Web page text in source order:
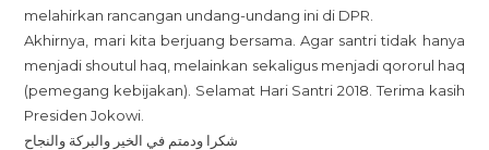
melahirkan rancangan undang-undang ini di DPR.
Akhirnya, mari kita berjuang bersama. Agar santri tidak hanya
menjadi shoutul haq, melainkan sekaligus menjadi qororul haq
(pemegang kebijakan). Selamat Hari Santri 2018. Terima kasih
Presiden Jokowi.
شكرا ودمتم في الخير والبركة والنجاح